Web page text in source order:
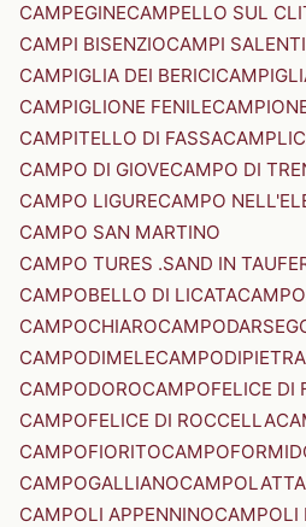
CAMPEGINECAMPELLO SUL
CAMPI BISENZIOCAMPI
CAMPIGLIA DEI BERICI
CAMPIGLIONE FENILE
CAMPITELLO DI FASSACAMPLI
CAMPO DI GIOVECAMPO DI
CAMPO LIGURECAMPO
CAMPO SAN MARTINO
CAMPO TURES .SAND IN
CAMPOBELLO DI LICATA
CAMPOCHIARO
CAMPODIMELECAMPODIPIETRA
CAMPODOROCAMPOFELICE DI
CAMPOFELICE DI ROCCELLA
CAMPOFIORITO
CAMPOGALLIANO
CAMPOLI APPENNINOCAMPOLI